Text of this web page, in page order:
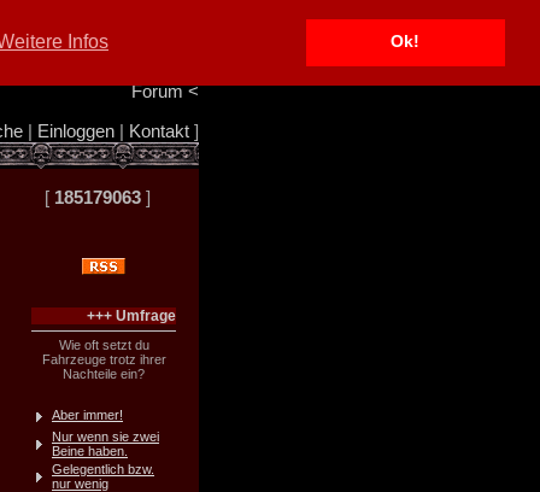
Infos Ok!
Info/Impressum
Forum<
| Einloggen| Kontakt]
[ 185179063 ]
+++ Umfrage
Wie oft setzt du
Fahrzeuge trotz ihrer
Nachteile ein?
Aber immer!
Nur wenn sie zwei
Beine haben.
Gelegentlich bzw.
nur wenig